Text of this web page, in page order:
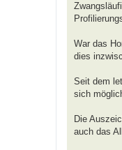
War das
dies
Seit dem
sich
Die
auch das